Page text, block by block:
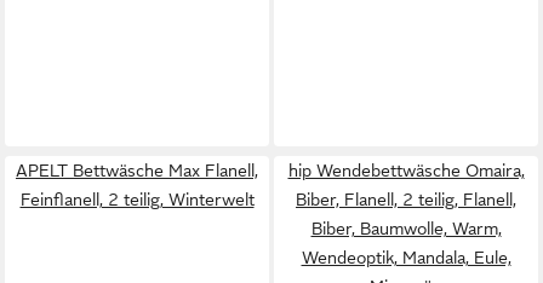
APELT Bettwäsche Max Flanell,
Feinflanell, 2 teilig, Winterwelt
hip Wendebettwäsche Omaira,
Biber, Flanell, 2 teilig, Flanell,
Biber, Baumwolle, Warm,
Wendeoptik, Mandala, Eule,